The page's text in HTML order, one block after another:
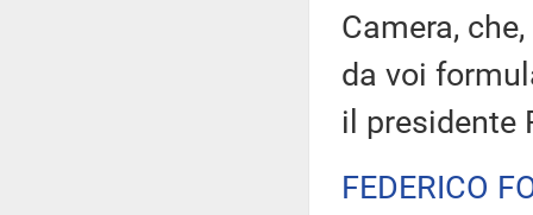
Camera,
da voi
il presidente
FEDERICO